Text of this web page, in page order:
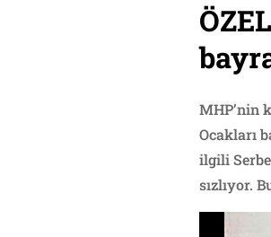
MHP’nin
Ocakları
ilgili
sızlıyor.